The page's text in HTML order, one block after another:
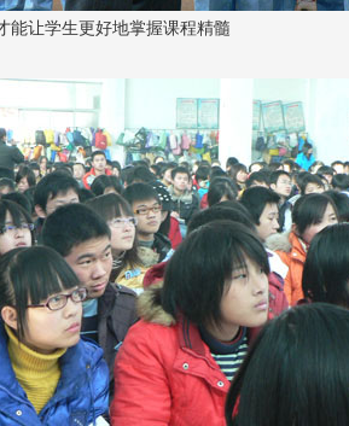
能让学生更好地掌握课程精髓